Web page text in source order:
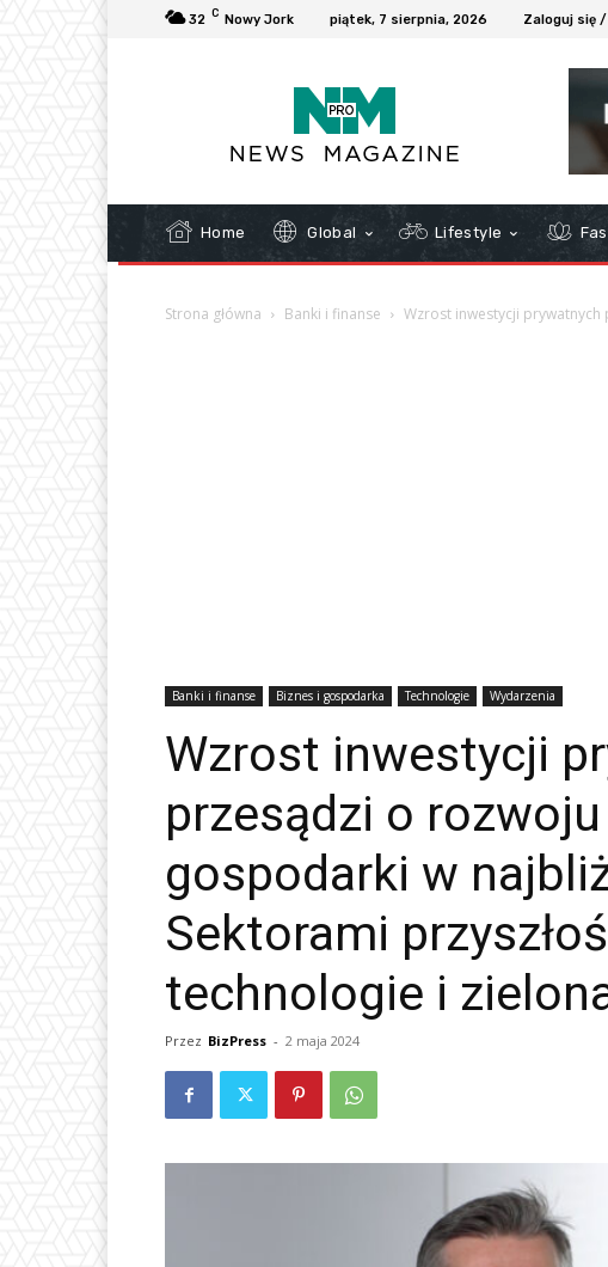
32 C Nowy Jork piątek, 7 sierpnia, 2026 Zaloguj się /
Home Global Lifestyle
Strona główna Banki i finanse Wzrost inwestycji
Banki i finanse Biznes i gospodarka Technologie Wydarzenia
Wzrost inwestycji
przesądzi o
gospodarki w
Sektorami
technologie i
Przez BizPress - 2 maja 2024